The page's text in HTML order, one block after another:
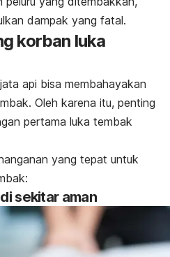
dampak yang fatal.
korban luka
api bisa membahayakan
Oleh karena itu, penting
pertama luka tembak
yang tepat untuk
sekitar aman